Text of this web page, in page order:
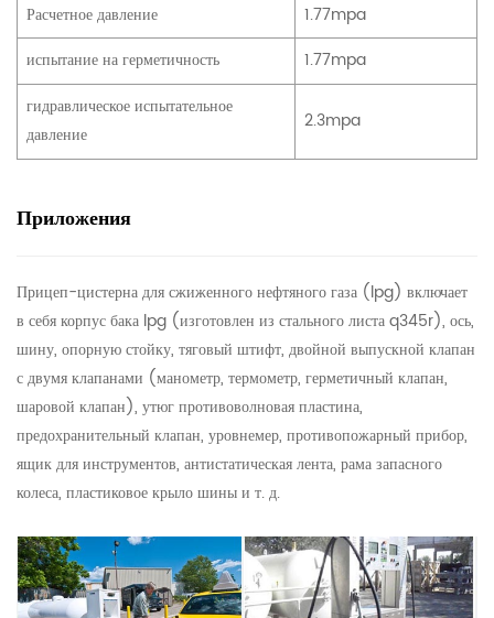
Расчетное давление
1.77mpa
испытание на герметичность
1.77mpa
гидравлическое испытательное
давление
2.3mpa
Приложения
Прицеп-цистерна для сжиженного нефтяного газа (lpg) включает
в себя корпус бака lpg (изготовлен из стального листа q345r), ось,
шину, опорную стойку, тяговый штифт, двойной выпускной клапан
с двумя клапанами (манометр, термометр, герметичный клапан,
шаровой клапан), утюг противоволновая пластина,
предохранительный клапан, уровнемер, противопожарный прибор,
ящик для инструментов, антистатическая лента, рама запасного
колеса, пластиковое крыло шины и т. д.